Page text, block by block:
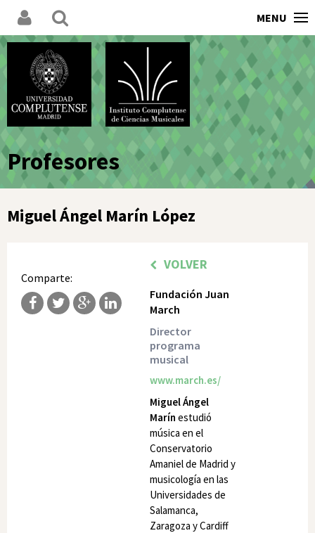
MENU
Profesores
Miguel Ángel Marín López
Comparte:
VOLVER
Fundación Juan
March
Director
programa
musical
www.march.es/
Miguel Ángel
Marín estudió
música en el
Conservatorio
Amaniel de Madrid y
musicología en las
Universidades de
Salamanca,
Zaragoza y Cardiff